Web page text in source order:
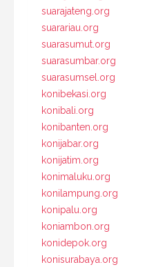
suarajateng.org
suarariau.org
suarasumut.org
suarasumbar.org
suarasumsel.org
konibekasi.org
konibali.org
konibanten.org
konijabar.org
konijatim.org
konimaluku.org
konilampung.org
konipalu.org
koniambon.org
konidepok.org
konisurabaya.org